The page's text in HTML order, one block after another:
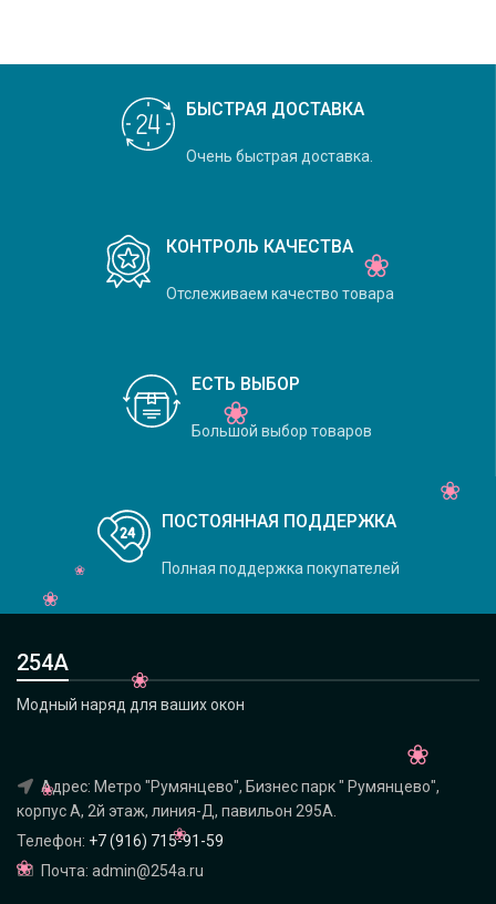
БЫСТРАЯ ДОСТАВКА
Очень быстрая доставка.
КОНТРОЛЬ КАЧЕСТВА
Отслеживаем качество товара
ЕСТЬ ВЫБОР
Большой выбор товаров
ПОСТОЯННАЯ ПОДДЕРЖКА
Полная поддержка покупателей
254А
Модный наряд для ваших окон
Адрес: Метро "Румянцево", Бизнес парк " Румянцево",
корпус А, 2й этаж, линия-Д, павильон 295A.
Телефон: +7 (916) 715-91-59
Почта: admin@254a.ru